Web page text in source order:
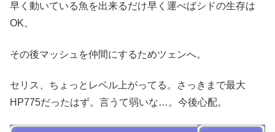
早く動いている魚を出来るだけ早く運べばシドの生存は
OK。
その後マッシュを仲間にするためツェンへ。
セリス、ちょっとレベル上がってる。さっきまで最大
HP775だったはず。言うて弱いな…。今後心配。